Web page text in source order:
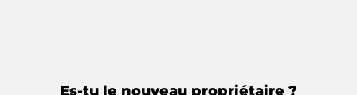
Es-tu le nouveau propriétaire ?